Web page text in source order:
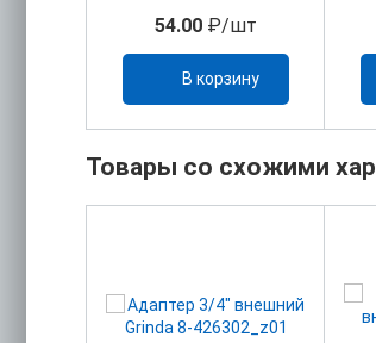
54.00 ₽/шт
В корзину
Товары со схожими